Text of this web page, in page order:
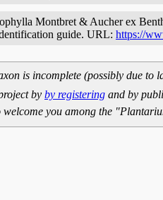
Montbret & Aucher ex
guide. URL: https://
is incomplete (possibly due to
by by registering and by
welcome you among the